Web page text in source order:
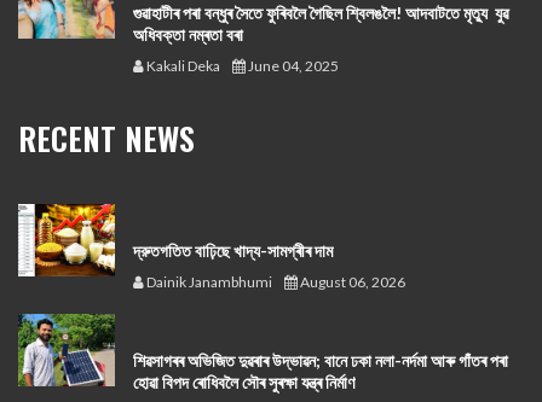
গুৱাহাটীৰ পৰা বন্ধুৰ সৈতে ফুৰিবলৈ গৈছিল শ্বিলঙলৈ! আদবাটতে মৃত্যু যুৱ
অধিবক্তা নম্ৰতা বৰা
Kakali Deka June 04, 2025
RECENT NEWS
দ্রুতগতিত বাঢ়িছে খাদ্য-সামগ্ৰীৰ দাম
Dainik Janambhumi August 06, 2026
শিৱসাগৰৰ অভিজিত দুৱৰাৰ উদ্ভাৱন; বানে ঢকা নলা-নৰ্দমা আৰু গাঁতৰ পৰা
হোৱা বিপদ ৰোধিবলৈ সৌৰ সুৰক্ষা যন্ত্ৰ নিৰ্মাণ